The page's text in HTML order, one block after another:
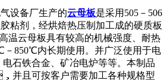
设备厂生产的云母板是采用505－506
胶粘剂，经烘焙热压制加工成的硬质板
温云母板具有较高的机械强度、耐热
－850℃内长期使用。并广泛使用于电
电石铁合金、矿冶电炉等等。本制品
并且可按客户需要加工各种规格型